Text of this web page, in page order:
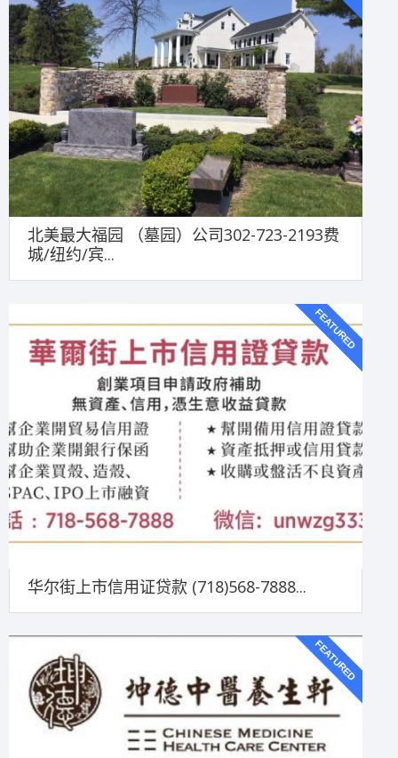
北美最大福园 （墓园）公司302-723-2193费
城/纽约/宾...
FEATURED
华尔街上市信用证贷款 (718)568-7888...
FEATURED